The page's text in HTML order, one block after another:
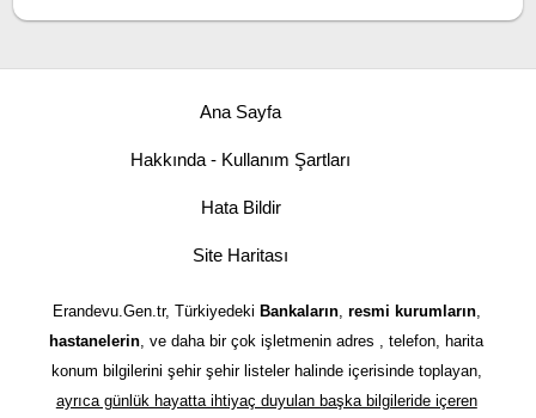
Ana Sayfa
Hakkında - Kullanım Şartları
Hata Bildir
Site Haritası
Erandevu.Gen.tr, Türkiyedeki Bankaların, resmi kurumların,
hastanelerin, ve daha bir çok işletmenin adres , telefon, harita
konum bilgilerini şehir şehir listeler halinde içerisinde toplayan,
ayrıca günlük hayatta ihtiyaç duyulan başka bilgileride içeren